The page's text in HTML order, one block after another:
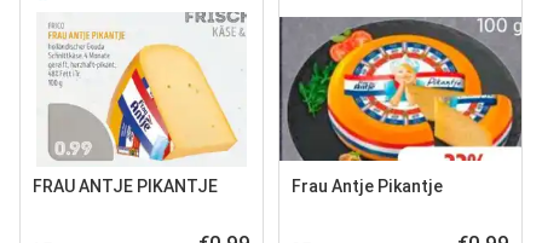
FRAU ANTJE PIKANTJE Frau Antje Pikantje